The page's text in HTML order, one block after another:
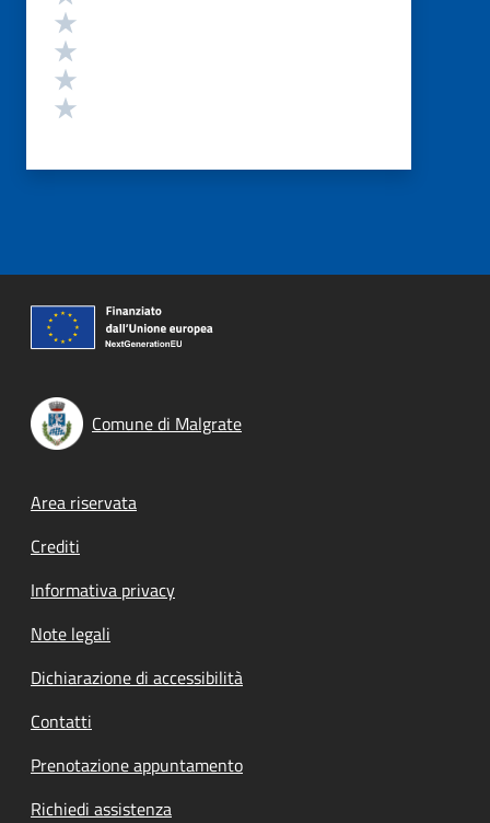
Comune di Malgrate
Footer menu
Area riservata
Crediti
Informativa privacy
Note legali
Dichiarazione di accessibilità
Contatti
Prenotazione appuntamento
Richiedi assistenza